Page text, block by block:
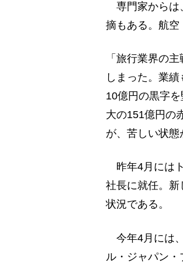
専門家からは
摘もある。航空
「旅行業界の
しまった。業
10億円の黒字
大の151億円の
が、苦しい状態
昨年4月には
社長に就任。
状況である。
今年4月には
ル・ジャパン